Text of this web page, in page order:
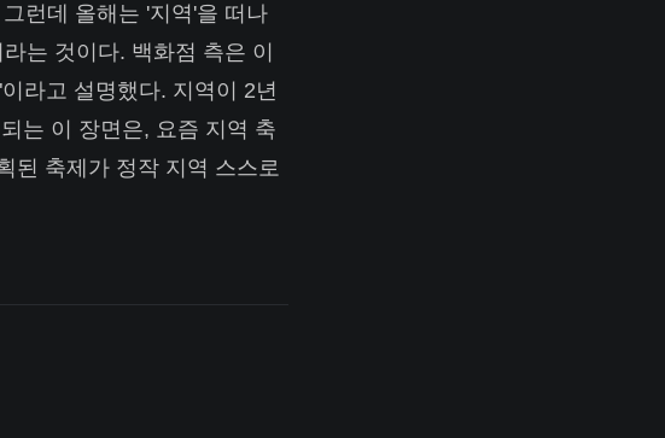
런데 올해는 '지역'을 떠나
는 것이다. 백화점 측은 이
라고 설명했다. 지역이 2년
는 이 장면은, 요즘 지역 축
된 축제가 정작 지역 스스로